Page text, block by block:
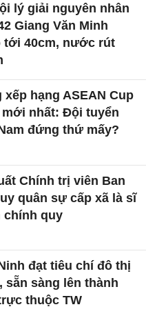
lý giải nguyên nhân
Giang Văn Minh
tới 40cm, nước rút
xếp hạng ASEAN Cup
mới nhất: Đội tuyển
đứng thứ mấy?
Chính trị viên Ban
quân sự cấp xã là sĩ
chính quy
đạt tiêu chí đô thị
sẵn sàng lên thành
thuộc TW